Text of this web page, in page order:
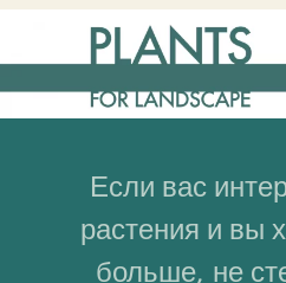
Если вас
растения и вы
больше, не